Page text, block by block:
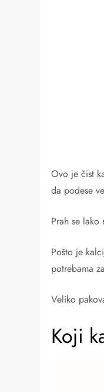
Ovo je čist
da podese
Prah se
Pošto je
potrebama
Veliko
Koji